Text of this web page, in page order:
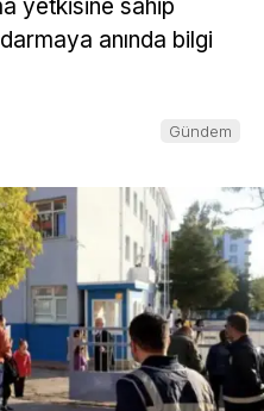
yetkisine sahip
anında bilgi
Gündem